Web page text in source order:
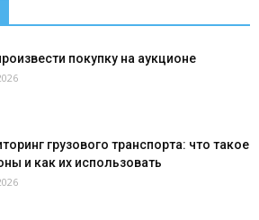
покупку на аукционе
грузового транспорта: что такое
и как их использовать